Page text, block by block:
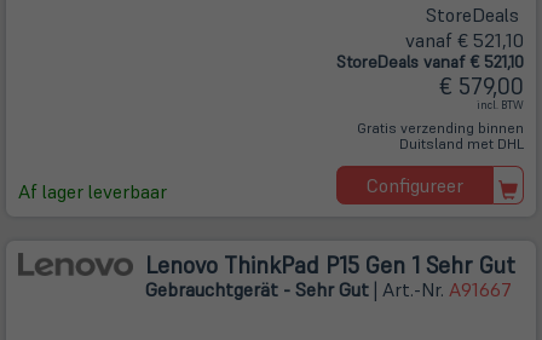
Af lager leverbaar
StoreDeals
vanaf € 521,10
StoreDeals vanaf € 521,10
€ 579,00
incl. BTW
Gratis verzending binnen
Duitsland met DHL
Configureer
Lenovo ThinkPad P15 Gen 1 Sehr Gut
Gebrauchtgerät - Sehr Gut | Art.-Nr. A91667